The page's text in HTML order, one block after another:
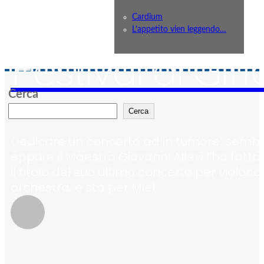
fragili: Allevi
Festival di
Cardium
L’appetito vien leggendo…
Cerca
Cerca